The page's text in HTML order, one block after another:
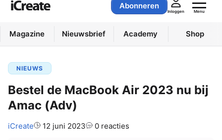
Abonneren
Inloggen Menu
Magazine Nieuwsbrief Academy Shop
NIEUWS
Bestel de MacBook Air 2023 nu bij
Amac (Adv)
Auteur:
iCreate 12 juni 2023 0 reacties